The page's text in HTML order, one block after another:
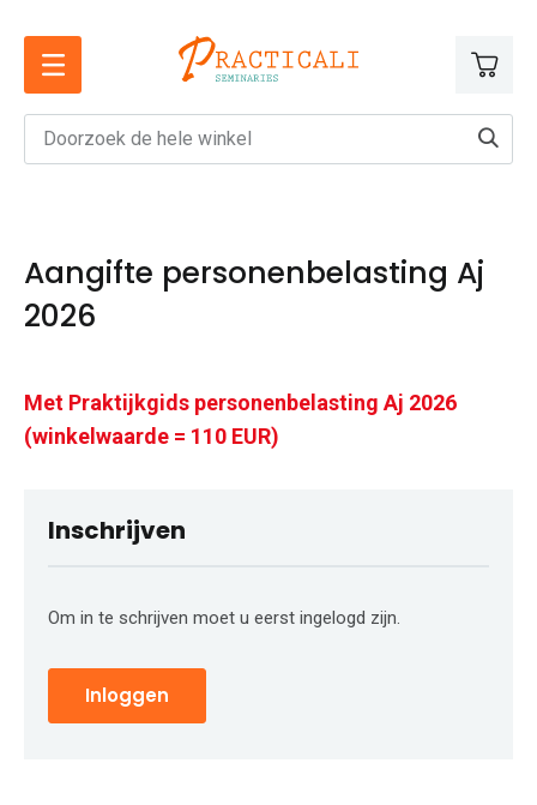
Ga
naar
inhoud
Aangifte personenbelasting Aj
2026
Met Praktijkgids personenbelasting Aj 2026
(winkelwaarde = 110 EUR)
Inschrijven
Om in te schrijven moet u eerst ingelogd zijn.
Inloggen